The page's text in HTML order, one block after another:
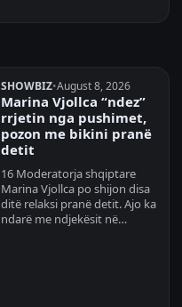
SHOWBIZ•August 8, 2026
Marina Vjollca “ndez”
rrjetin nga pushimet,
pozon me bikini pranë
detit
16 Moderatorja shqiptare
Marina Vjollca po shijon disa
ditë relaksi pranë detit. Ajo ka
ndarë me ndjekësit në…